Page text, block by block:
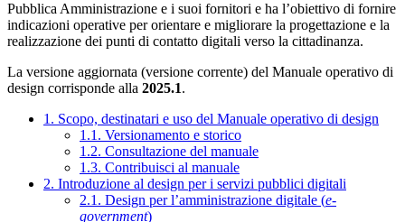
Pubblica Amministrazione e i suoi fornitori e ha l’obiettivo di fornire
indicazioni operative per orientare e migliorare la progettazione e la
realizzazione dei punti di contatto digitali verso la cittadinanza.
La versione aggiornata (versione corrente) del Manuale operativo di
design corrisponde alla 2025.1.
1. Scopo, destinatari e uso del Manuale operativo di design
1.1. Versionamento e storico
1.2. Consultazione del manuale
1.3. Contribuisci al manuale
2. Introduzione al design per i servizi pubblici digitali
2.1. Design per l’amministrazione digitale (e-
government)